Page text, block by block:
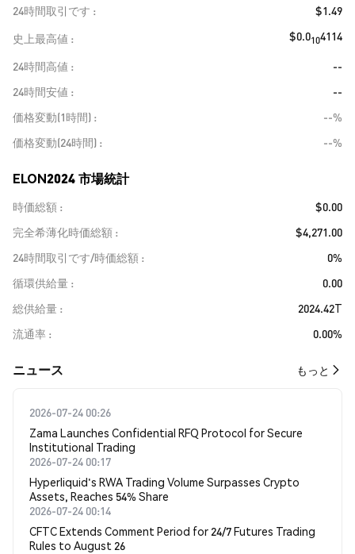
24時間取引です
$1.49
史上最高値
$0.0104114
24時間高値
--
24時間安値
--
価格変動(1時間)
--%
価格変動(24時間)
--%
ELON2024 市場統計
時価総額
$0.00
完全希薄化時価総額
$4,271.00
24時間取引です/時価総額
0%
循環供給量
0.00
総供給量
2024.42T
流通率
0.00%
​​ニュース​​ もっと
2026-07-24 00:26
Zama Launches Confidential RFQ Protocol for Secure
Institutional Trading
2026-07-24 00:17
Hyperliquid's RWA Trading Volume Surpasses Crypto
Assets, Reaches 54% Share
2026-07-24 00:14
CFTC Extends Comment Period for 24/7 Futures Trading
Rules to August 26